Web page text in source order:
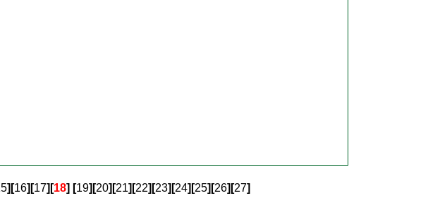
] [16] [17] [18] [19] [20] [21] [22] [23] [24] [25] [26] [27]